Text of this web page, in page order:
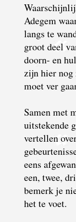
Adegem
langs te
groot deel
doorn- en
zijn hier nog
moet ver
Samen met
uitstekende
vertellen
eens
een, twee,
bemerk je
het te voet.